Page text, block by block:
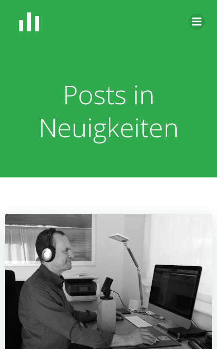
Posts in
Neuigkeiten